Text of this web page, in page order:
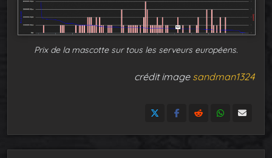
Prix de la mascotte sur tous les serveurs européens.
crédit image sandman1324